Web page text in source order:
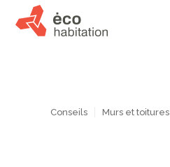
Conseils Murs et toitures